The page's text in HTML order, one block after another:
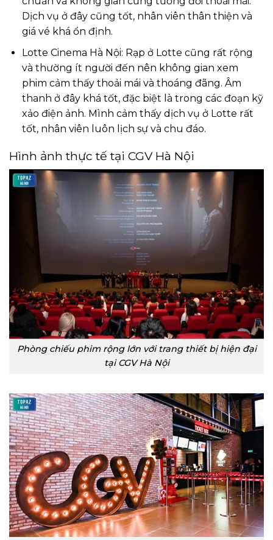
Dịch vụ ở đây cũng tốt, nhân viên thân thiện và
giá vé khá ổn định.
Lotte Cinema Hà Nội: Rạp ở Lotte cũng rất rộng
và thường ít người đến nên không gian xem
phim cảm thấy thoải mái và thoáng đãng. Âm
thanh ở đây khá tốt, đặc biệt là trong các đoạn kỹ
xảo điện ảnh. Mình cảm thấy dịch vụ ở Lotte rất
tốt, nhân viên luôn lịch sự và chu đáo.
Hình ảnh thực tế tại CGV Hà Nội
Phòng chiếu phim rộng lớn với trang thiết bị hiện đại
tại CGV Hà Nội